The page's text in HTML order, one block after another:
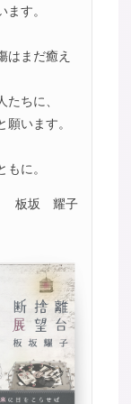
す。
はまだ癒え
ちに、
います。
に。
板坂 耀子